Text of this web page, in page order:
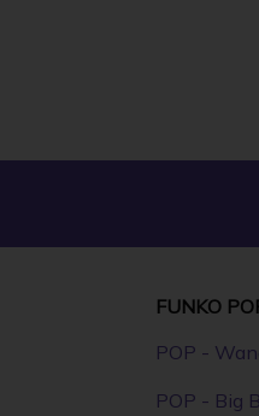
FUNKO
POP -
POP - Big